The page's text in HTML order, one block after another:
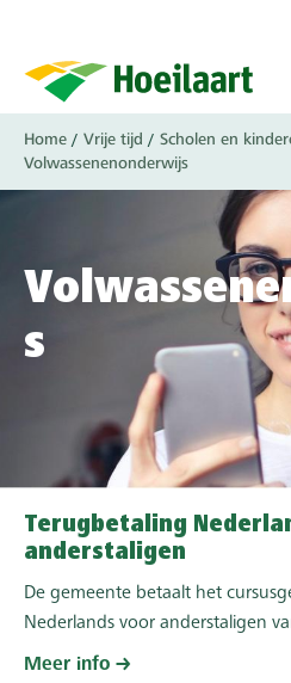
naar
inhoud
gaan
Kruimelpad
Home Vrije tijd
Scholen en
Volwassenenonderwijs
s
Terugbetaling
anderstaligen
De gemeente betaalt het
Nederlands voor anderstaligen
Meer info